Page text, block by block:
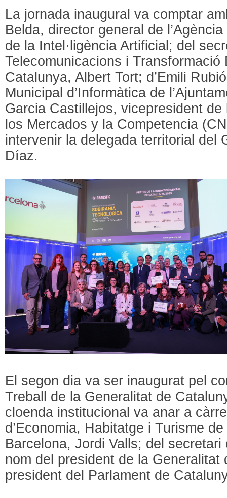
La jornada inaugural va comptar
Belda, director general de
de la Intel·ligència Artificial; del
Telecomunicacions i
Catalunya, Albert Tort; d’Emili
Municipal d’Informàtica de
Garcia Castillejos, vicepresident
los Mercados y la Competencia
intervenir la delegada territorial del
Díaz.
El segon dia va ser inaugurat pel
Treball de la Generalitat de
cloenda institucional va anar a
d’Economia, Habitatge i Turisme
Barcelona, Jordi Valls; del
nom del president de la Generalitat
president del Parlament de